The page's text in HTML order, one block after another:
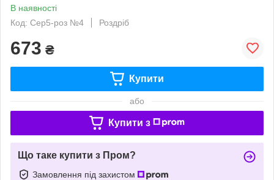
В наявності
Код: Сер5-роз №4
Роздріб
673 ₴
Купити
або
Купити з
Що таке купити з Пром?
Замовлення під захистом